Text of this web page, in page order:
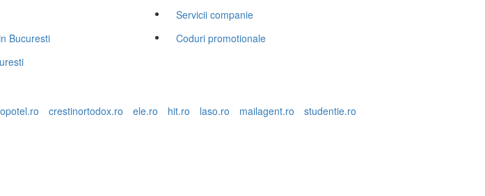
Bucuresti
Servicii companie
Coduri promotionale
crestinortodox.ro ele.ro hit.ro laso.ro mailagent.ro
studentie.ro